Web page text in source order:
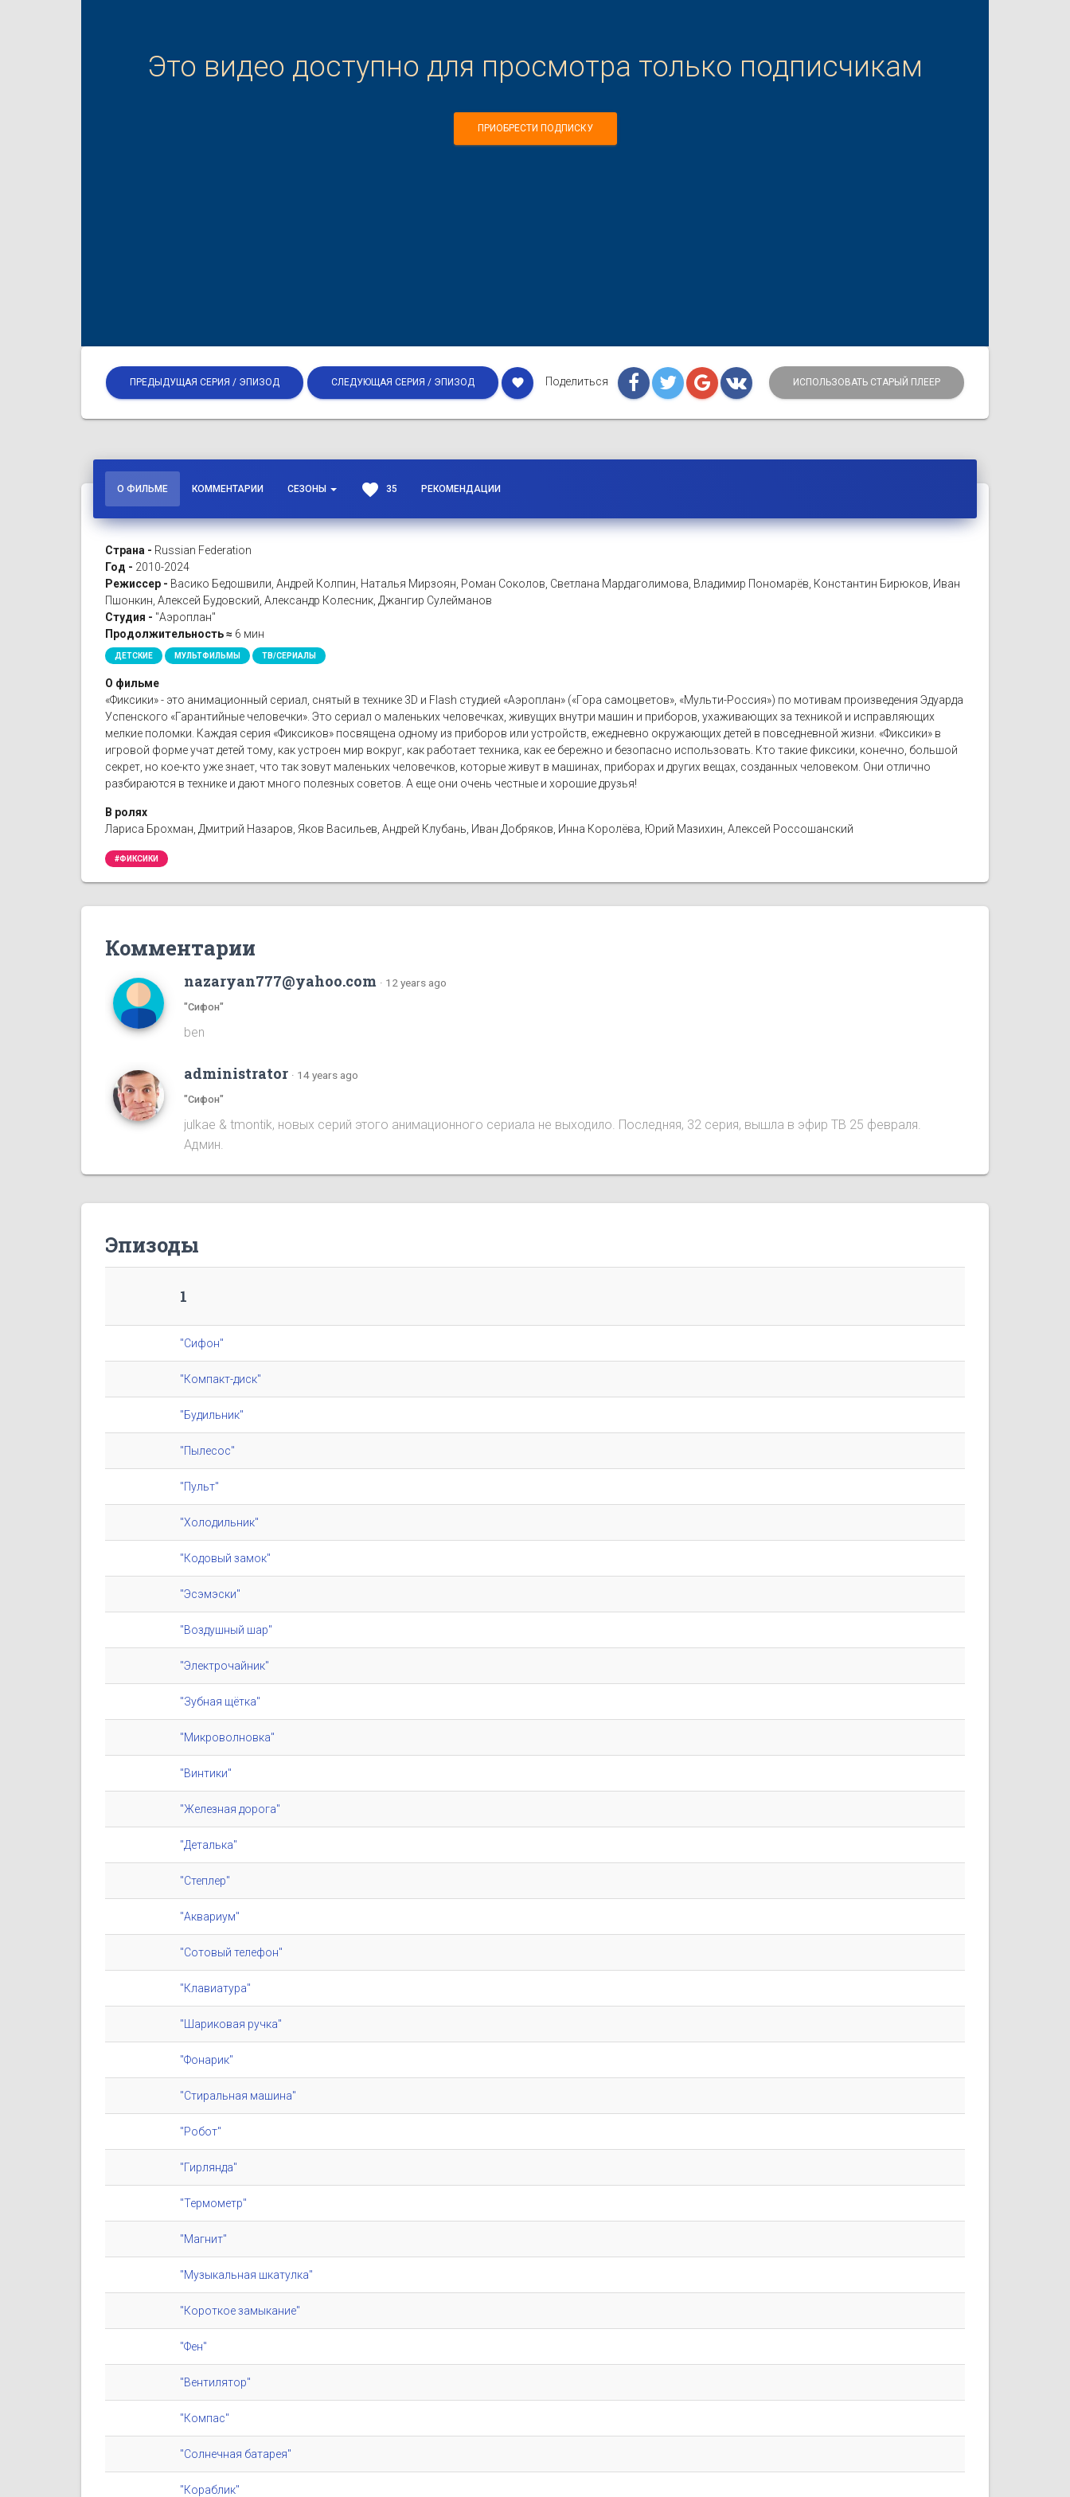
Это видео доступно для просмотра только подписчикам
ПРИОБРЕСТИ ПОДПИСКУ
ПРЕДЫДУЩАЯ СЕРИЯ / ЭПИЗОД СЛЕДУЮЩАЯ СЕРИЯ / ЭПИЗОД favorite Поделиться ИСПОЛЬЗОВАТЬ СТАРЫЙ ПЛЕЕР
О ФИЛЬМЕ КОММЕНТАРИИ СЕЗОНЫ favorite 35 РЕКОМЕНДАЦИИ
Страна - Russian Federation
Год - 2010-2024
Режиссер - Васико Бедошвили, Андрей Колпин, Наталья Мирзоян, Роман Соколов, Светлана Мардаголимова, Владимир Пономарёв, Константин Бирюков, Иван
Пшонкин, Алексей Будовский, Александр Колесник, Джангир Сулейманов
Студия - "Аэроплан"
Продолжительность ≈ 6 мин
ДЕТСКИЕ МУЛЬТФИЛЬМЫ ТВ/СЕРИАЛЫ
О фильме
«Фиксики» - это анимационный сериал, снятый в технике 3D и Flash студией «Аэроплан» («Гора самоцветов», «Мульти-Россия») по мотивам произведения Эдуарда
Успенского «Гарантийные человечки». Это сериал о маленьких человечках, живущих внутри машин и приборов, ухаживающих за техникой и исправляющих
мелкие поломки. Каждая серия «Фиксиков» посвящена одному из приборов или устройств, ежедневно окружающих детей в повседневной жизни. «Фиксики» в
игровой форме учат детей тому, как устроен мир вокруг, как работает техника, как ее бережно и безопасно использовать. Кто такие фиксики, конечно, большой
секрет, но кое-кто уже знает, что так зовут маленьких человечков, которые живут в машинах, приборах и других вещах, созданных человеком. Они отлично
разбираются в технике и дают много полезных советов. А еще они очень честные и хорошие друзья!
В ролях
Лариса Брохман, Дмитрий Назаров, Яков Васильев, Андрей Клубань, Иван Добряков, Инна Королёва, Юрий Мазихин, Алексей Россошанский
#ФИКСИКИ
Комментарии
nazaryan777@yahoo.com · 12 years ago
"Сифон"
ben
administrator · 14 years ago
"Сифон"
julkae & tmontik, новых серий этого анимационного сериала не выходило. Последняя, 32 серия, вышла в эфир ТВ 25 февраля.
Админ.
Эпизоды
1
"Сифон"
"Компакт-диск"
"Будильник"
"Пылесос"
"Пульт"
"Холодильник"
"Кодовый замок"
"Эсэмэски"
"Воздушный шар"
"Электрочайник"
"Зубная щётка"
"Микроволновка"
"Винтики"
"Железная дорога"
"Деталька"
"Степлер"
"Аквариум"
"Сотовый телефон"
"Клавиатура"
"Шариковая ручка"
"Фонарик"
"Стиральная машина"
"Робот"
"Гирлянда"
"Термометр"
"Магнит"
"Музыкальная шкатулка"
"Короткое замыкание"
"Фен"
"Вентилятор"
"Компас"
"Солнечная батарея"
"Кораблик"